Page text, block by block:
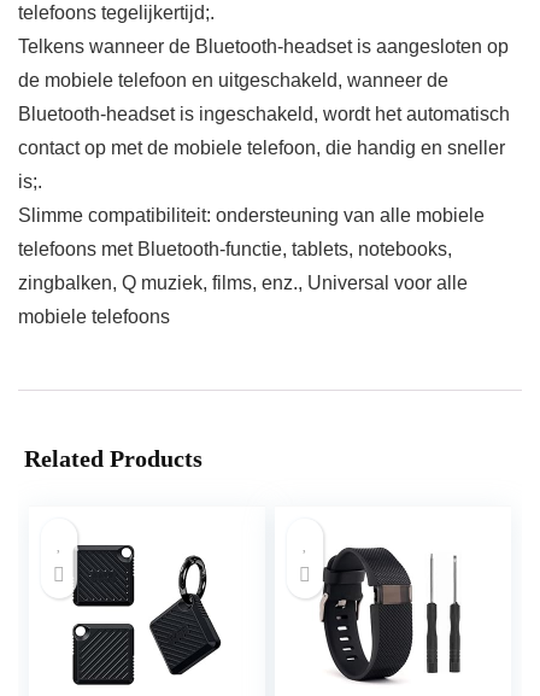
telefoons tegelijkertijd;.
Telkens wanneer de Bluetooth-headset is aangesloten op
de mobiele telefoon en uitgeschakeld, wanneer de
Bluetooth-headset is ingeschakeld, wordt het automatisch
contact op met de mobiele telefoon, die handig en sneller
is;.
Slimme compatibiliteit: ondersteuning van alle mobiele
telefoons met Bluetooth-functie, tablets, notebooks,
zingbalken, Q muziek, films, enz., Universal voor alle
mobiele telefoons
Related Products